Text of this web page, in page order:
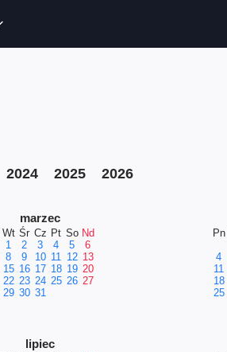
2024 2025 2026
marzec
Wt Śr Cz Pt So Nd
1
2 3 4 5
6
8 9 10 11 12 13
15 16 17 18 19 20
22 23 24 25 26 27
29 30 31
Pn
4
11
18
25
lipiec